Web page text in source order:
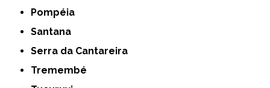
Pompéia
Santana
Serra da Cantareira
Tremembé